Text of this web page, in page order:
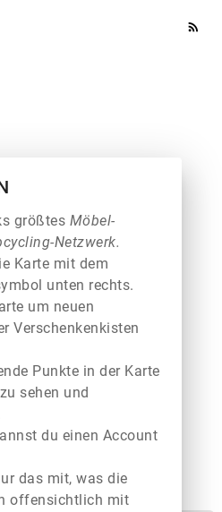
rss_feed
größtes Möbel-
Netzwerk.
Karte mit dem
unten rechts.
um neuen
Verschenkenkisten
Punkte in der Karte
sehen und
du einen Account
das mit, was die
offensichtlich mit